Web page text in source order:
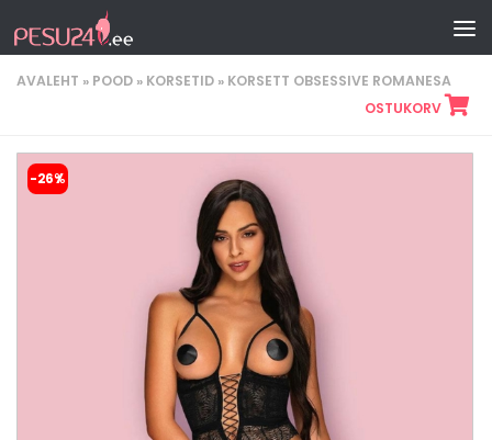
Skip to content
AVALEHT » POOD » KORSETID » KORSETT OBSESSIVE ROMANESA
OSTUKORV
-26%